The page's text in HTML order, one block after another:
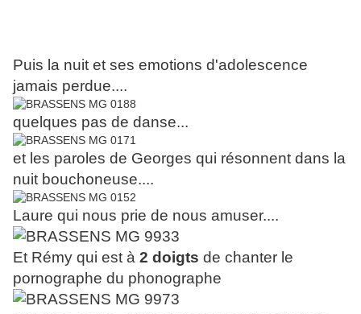
Puis la nuit et ses emotions d'adolescence
jamais perdue....
quelques pas de danse...
et les paroles de Georges qui résonnent dans la
nuit bouchoneuse....
Laure qui nous prie de nous amuser....
Et Rémy qui est à 2 doigts de chanter le
pornographe du phonographe